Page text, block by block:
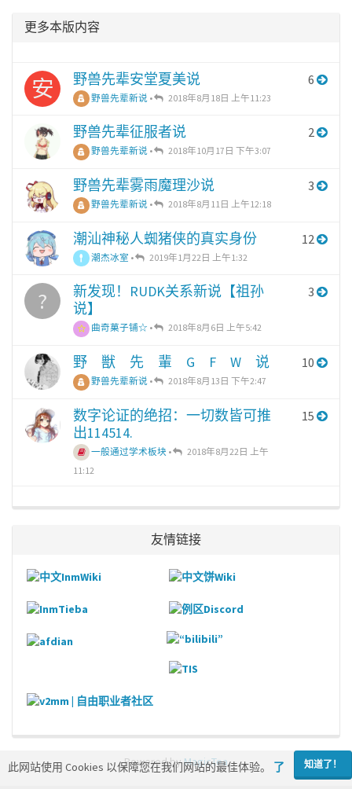
更多本版内容
安 野兽先辈安堂夏美说
野兽先辈新说 • 2018年8月18日 上午11:23
6
野兽先辈征服者说
野兽先辈新说 • 2018年10月17日 下午3:07
2
野兽先辈雾雨魔理沙说
野兽先辈新说 • 2018年8月11日 上午12:18
3
潮汕神秘人蜘猪侠的真实身份
潮杰冰室 • 2019年1月22日 上午1:32
12
?
新发现！RUDK关系新说【祖孙
说】
曲奇菓子铺☆ • 2018年8月6日 上午5:42
3
野 獣 先 輩 G F W 说
野兽先辈新说 • 2018年8月13日 下午2:47
10
数字论证的绝招：一切数皆可推
出114514.
一般通过学术板块 •
2018年8月22日 上午
11:12
15
友情链接
Powered byMagicTea 知道了！
此网站使用 Cookies 以保障您在我们网站的最佳体验。 了